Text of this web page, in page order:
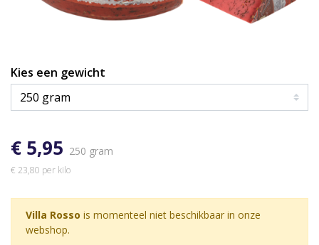
Kies een gewicht
€ 5,95 250 gram
€ 23,80 per kilo
Villa Rosso is momenteel niet beschikbaar in onze
webshop.